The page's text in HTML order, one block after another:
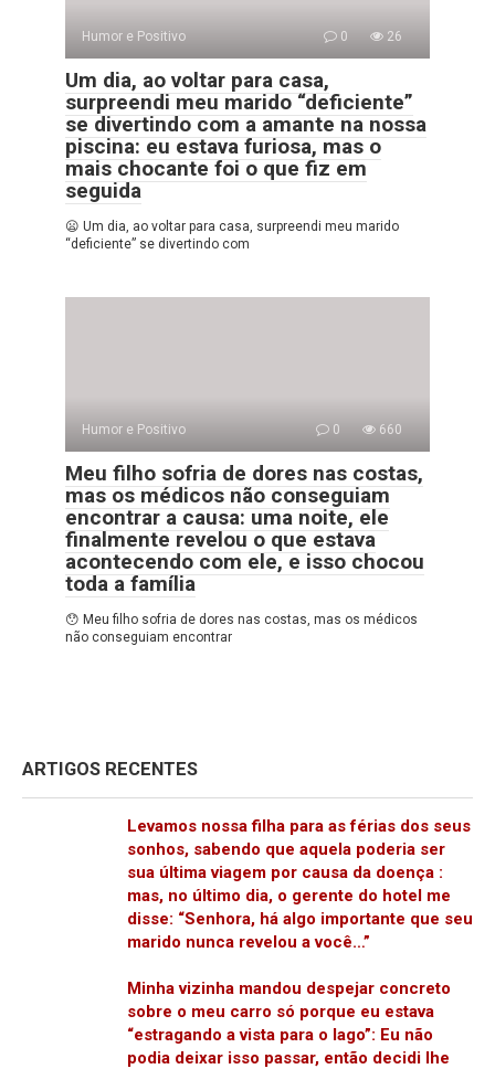
Humor e Positivo 0 26
Um dia, ao voltar para casa,
surpreendi meu marido “deficiente”
se divertindo com a amante na nossa
piscina: eu estava furiosa, mas o
mais chocante foi o que fiz em
seguida
😦 Um dia, ao voltar para casa, surpreendi meu marido
“deficiente” se divertindo com
Humor e Positivo 0 660
Meu filho sofria de dores nas costas,
mas os médicos não conseguiam
encontrar a causa: uma noite, ele
finalmente revelou o que estava
acontecendo com ele, e isso chocou
toda a família
😯 Meu filho sofria de dores nas costas, mas os médicos
não conseguiam encontrar
ARTIGOS RECENTES
Levamos nossa filha para as férias dos seus
sonhos, sabendo que aquela poderia ser
sua última viagem por causa da doença :
mas, no último dia, o gerente do hotel me
disse: “Senhora, há algo importante que seu
marido nunca revelou a você…”
Minha vizinha mandou despejar concreto
sobre o meu carro só porque eu estava
“estragando a vista para o lago”: Eu não
podia deixar isso passar, então decidi lhe